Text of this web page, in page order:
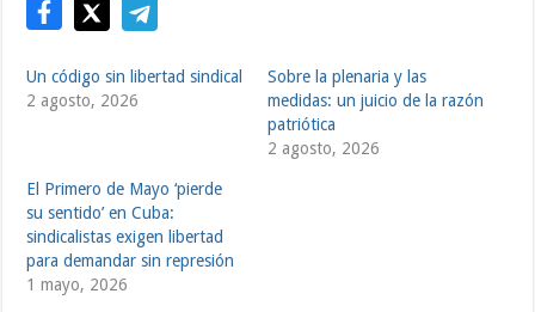
Un código sin libertad sindical
2 agosto, 2026
Sobre la plenaria y las
medidas: un juicio de la razón
patriótica
2 agosto, 2026
El Primero de Mayo ‘pierde
su sentido’ en Cuba:
sindicalistas exigen libertad
para demandar sin represión
1 mayo, 2026